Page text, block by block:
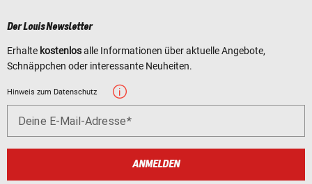
Der Louis Newsletter
Erhalte kostenlosalle Informationen über aktuelle Angebote,
Schnäppchen oder interessante Neuheiten.
Hinweis zum Datenschutz
Deine E-Mail-Adresse
ANMELDEN